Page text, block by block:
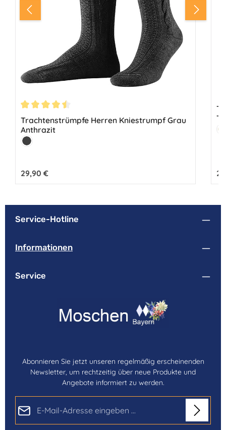
Durchschnittliche Bewertung von 4.5 von 5 Sternen
Trachtenstrümpfe Herren Kniestrumpf Grau
Anthrazit
Farbe:
Anthrazit
Regulärer Preis:
29,90 €
Service-Hotline
Informationen
Service
Abonnieren Sie jetzt unseren regelmäßig erscheinenden
Newsletter, um rechtzeitig über neue Produkte und
Angebote informiert zu werden.